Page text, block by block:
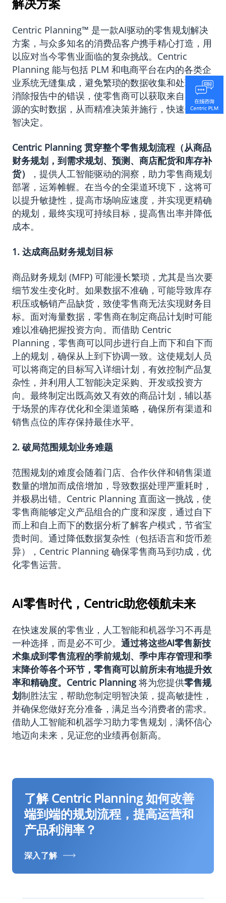
Centric Planning™ 是一款AI驱动的零售规划解决
方案，与众多知名的消费品客户携手精心打造，用
以应对当今零售业面临的复杂挑战。Centric
Planning 能与包括 PLM 和电商平台在内的各类企
业系统无缝集成，避免繁琐的数据收集和处理，并
消除报告中的错误，使零售商可以获取来自不同来
源的实时数据，从而精准决策并施行，快速做出明
智决定。
Centric Planning贯穿整个零售规划流程（从商品
财务规划，到需求规划、预测、商店配货和库存补
货）
，提供人工智能驱动的洞察，助力零售商规划
部署，运筹帷幄。在当今的全渠道环境下，这将可
以提升敏捷性，提高市场响应速度，并实现更精确
的规划，最终实现可持续目标，提高售出率并降低
成本。
1. 达成商品财务规划目标
商品财务规划 (MFP) 可能漫长繁琐，尤其是当次要
细节发生变化时。如果数据不准确，可能导致库存
积压或畅销产品缺货，致使零售商无法实现财务目
标。面对海量数据，零售商在制定商品计划时可能
难以准确把握投资方向。而借助 Centric
Planning，零售商可以同步进行自上而下和自下而
上的规划，确保从上到下协调一致。这使规划人员
可以将商定的目标写入详细计划，有效控制产品复
杂性，并利用人工智能决定采购、开发或投资方
向。最终制定出既高效又有效的商品计划，辅以基
于场景的库存优化和全渠道策略，确保所有渠道和
销售点位的库存保持最佳水平。
2. 破局范围规划业务难题
范围规划的难度会随着门店、合作伙伴和销售渠道
数量的增加而成倍增加，导致数据处理严重耗时，
并极易出错。Centric Planning 直面这一挑战，使
零售商能够定义产品组合的广度和深度，通过自下
而上和自上而下的数据分析了解客户模式，节省宝
贵时间。通过降低数据复杂性（包括语言和货币差
异），Centric Planning 确保零售商马到功成，优
化零售运营。
AI零售时代，Centric助您领航未来
在快速发展的零售业，人工智能和机器学习不再是
一种选择，而是必不可少。 通过将这些AI零售新技
术集成到零售流程的季前规划、季中库存管理和季
末降价等各个环节，零售商可以前所未有地提升效
率和精确度。 Centric Planning将为您提供零售规
划制胜法宝，帮助您制定明智决策，提高敏捷性，
并确保您做好充分准备，满足当今消费者的需求。
借助人工智能和机器学习助力零售规划，满怀信心
地迈向未来，见证您的业绩再创新高。
了解 Centric Planning 如何改善
端到端的规划流程，提高运营和
产品利润率？
深入了解